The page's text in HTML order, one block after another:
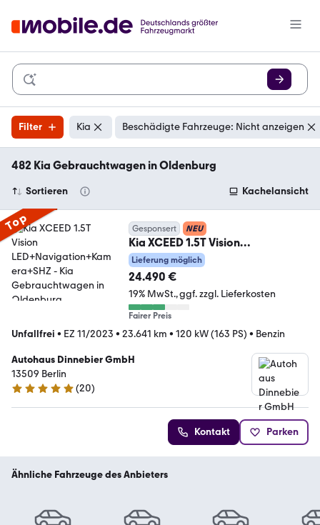
Filter Kia Beschädigte Fahrzeuge: Nicht anzeigen
482 Kia Gebrauchtwagen in Oldenburg
Sortieren Kachelansicht
Top Gesponsert NEU
Kia XCEED 1.5T Vision
LED+Navigation+Kamera+SHZ
Lieferung möglich
24.490 €
19% MwSt. ggf. zzgl. Lieferkosten
Fairer Preis
Unfallfrei • EZ 11/2023 • 23.641 km • 120 kW (163 PS) • Benzin
Autohaus Dinnebier GmbH
13509 Berlin
5 Sterne
(20)
Kontakt Parken
Ähnliche Fahrzeuge des Anbieters